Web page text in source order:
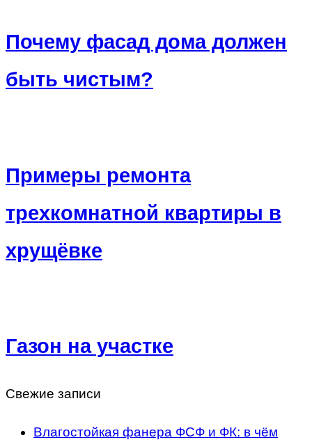
Почему фасад дома должен
быть чистым?
Примеры ремонта
трехкомнатной квартиры в
хрущёвке
Газон на участке
Свежие записи
Влагостойкая фанера ФСФ и ФК: в чём